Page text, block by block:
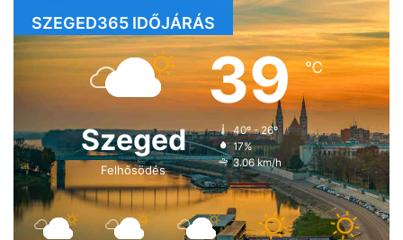
SZEGED365 IDŐJÁRÁS
Szeged
Felhősödés
39℃
40º - 26º
17%
3.06 km/h